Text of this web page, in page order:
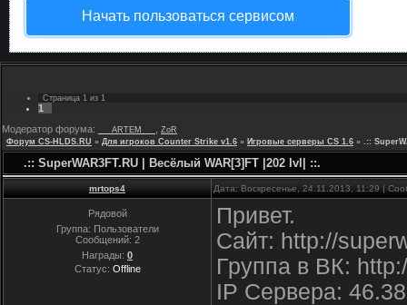
Начать пользоваться сервисом
Страница 1 из 1
1
Модератор форума:
___ARTEM___
ZoR
Форум CS-HLDS.RU » Для игроков Counter Strike v1.6 » Игровые серверы CS 1.6 » .::
.:: SuperWAR3FT.RU | Весёлый WAR[3]FT |202 lvl| ::.
mrtops4 Дата: Воскресенье, 24.11.2013, 11:29 |
Рядовой
Группа: Пользователи
Сообщений: 2
Награды: 0
Статус: Offline
Привет.
Сайт: http://
Группа в ВК:
IP Сервера: